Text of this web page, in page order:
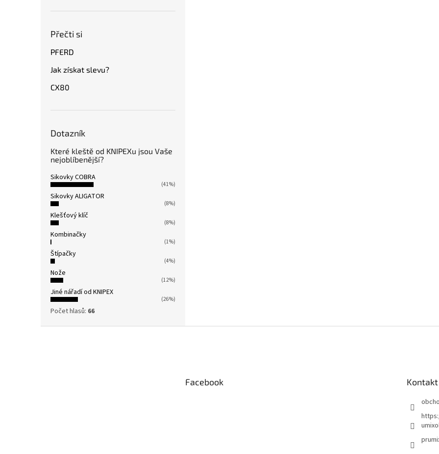
Přečti si
PFERD
Jak získat slevu?
CX80
Dotazník
Které kleště od KNIPEXu jsou Vaše
nejoblíbenější?
Sikovky COBRA
(41%)
Sikovky ALIGATOR
(8%)
Klešťový klíč
(8%)
Kombinačky
(1%)
Štípačky
(4%)
Nože
(12%)
Jiné nářadí od KNIPEX
(26%)
Počet hlasů: 66
Facebook Kontakt